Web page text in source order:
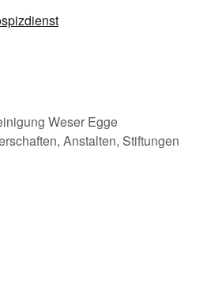
Weser Egge
Anstalten, Stiftungen